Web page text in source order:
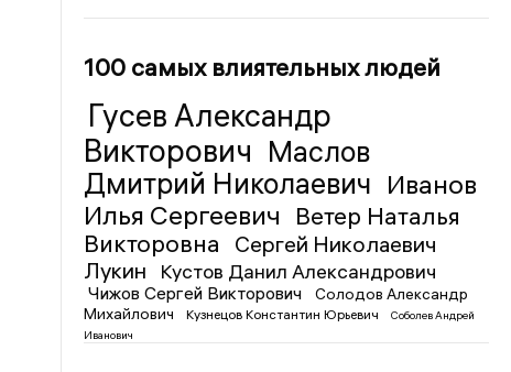
100 самых влиятельных людей
Гусев Александр
Викторович Маслов
Дмитрий Николаевич Иванов
Илья Сергеевич
Ветер Наталья
Викторовна
Сергей Николаевич
Лукин
Кустов Данил Александрович
Чижов Сергей Викторович
Солодов Александр
Михайлович
Кузнецов Константин Юрьевич
Соболев Андрей
Иванович